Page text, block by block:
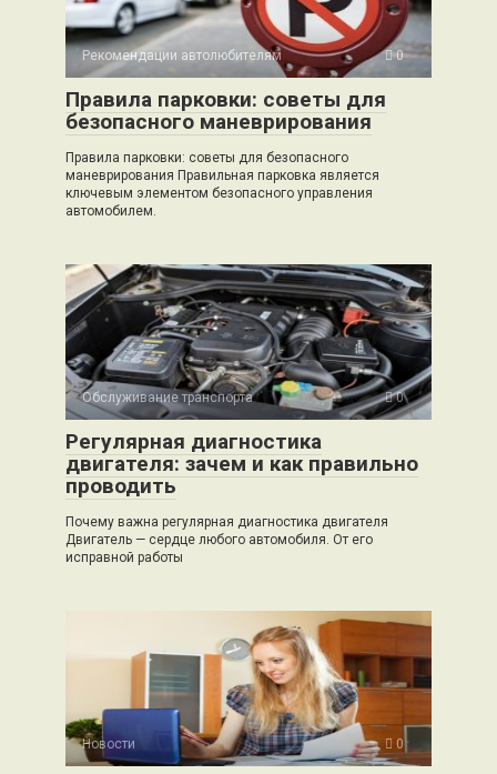
Рекомендации автолюбителям 0
Правила парковки: советы для
безопасного маневрирования
Правила парковки: советы для безопасного
маневрирования Правильная парковка является
ключевым элементом безопасного управления
автомобилем.
Обслуживание транспорта 0
Регулярная диагностика
двигателя: зачем и как правильно
проводить
Почему важна регулярная диагностика двигателя
Двигатель — сердце любого автомобиля. От его
исправной работы
Новости 0